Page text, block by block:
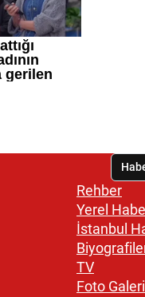
Rehber
Yerel
İstanbul
TV
Foto Galeri